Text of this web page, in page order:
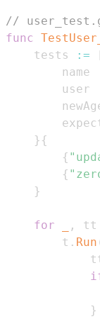
//
func
    tests
:=
} {
{
{
}
for , tt
        t
. Run
}